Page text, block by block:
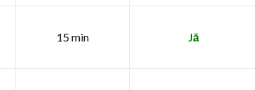
15 min Jā